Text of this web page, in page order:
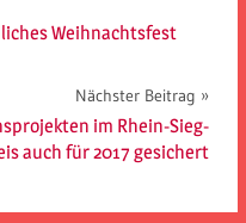
Weihnachtsfest
Nächster Beitrag
im Rhein-Sieg-
auch für 2017 gesichert